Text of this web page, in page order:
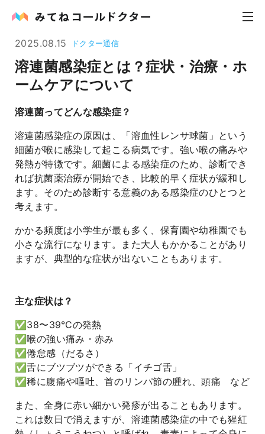
内科
花粉症
皮膚科
感染症
お役立ち記事
お知らせ
2025.08.15 ドクター通信
溶連菌感染症とは？症状・治療・ホ
ームケアについて
溶連菌ってどんな感染症？
溶連菌感染症の原因は、「溶血性レンサ球菌」という
細菌が喉に感染して起こる病気です。強い喉の痛みや
発熱が特徴です。細菌による感染症のため、診断でき
れば抗菌薬治療が開始でき、比較的早く症状が緩和し
ます。そのため診断する意義のある感染症のひとつと
考えます。
かかる頻度は小学生が最も多く、保育園や幼稚園でも
小さな流行になります。また大人もかかることがあり
ますが、典型的な症状が出ないこともあります。
主な症状は？
✅38〜39℃の発熱
✅喉の強い痛み・赤み
✅倦怠感（だるさ）
✅舌にブツブツができる「イチゴ舌」
✅稀に腹痛や嘔吐、首のリンパ節の腫れ、頭痛 など
また、全身に赤い細かい発疹が出ることもあります。
これは数日で消えますが、溶連菌感染症の中でも猩紅